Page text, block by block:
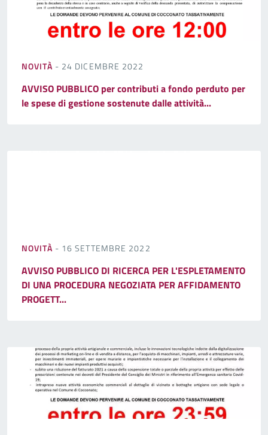
NOVITÀ - 24 DICEMBRE 2022
AVVISO PUBBLICO per contributi a fondo perduto per
le spese di gestione sostenute dalle attività...
NOVITÀ - 16 SETTEMBRE 2022
AVVISO PUBBLICO DI RICERCA PER L'ESPLETAMENTO
DI UNA PROCEDURA NEGOZIATA PER AFFIDAMENTO
PROGETT...